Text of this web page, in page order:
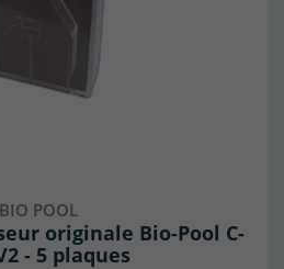
BIO POOL
originale Bio-Pool C-
- 5 plaques